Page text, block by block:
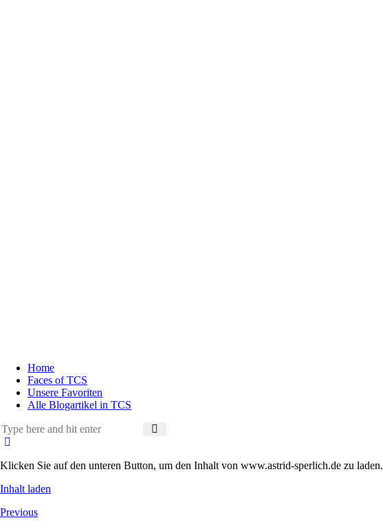
Home
Faces of TCS
Unsere Favoriten
Alle Blogartikel in TCS
Klicken Sie auf den unteren Button, um den Inhalt von www.astrid-sperlich.de zu laden.
Inhalt laden
Beitragsnavigation
Previous